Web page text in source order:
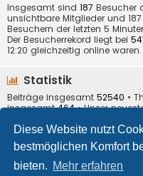
Diese Website nutzt
bestmöglichen Komfort
bieten. Mehr erfahren
Insgesamt sind 187 Besucher
unsichtbare Mitglieder und
Besuchern der letzten 5
Der Besucherrekord liegt bei
12:20 gleichzeitig online waren.
Statistik
Beiträge insgesamt 52540 •
insgesamt464• Unser
Foren-Übersicht